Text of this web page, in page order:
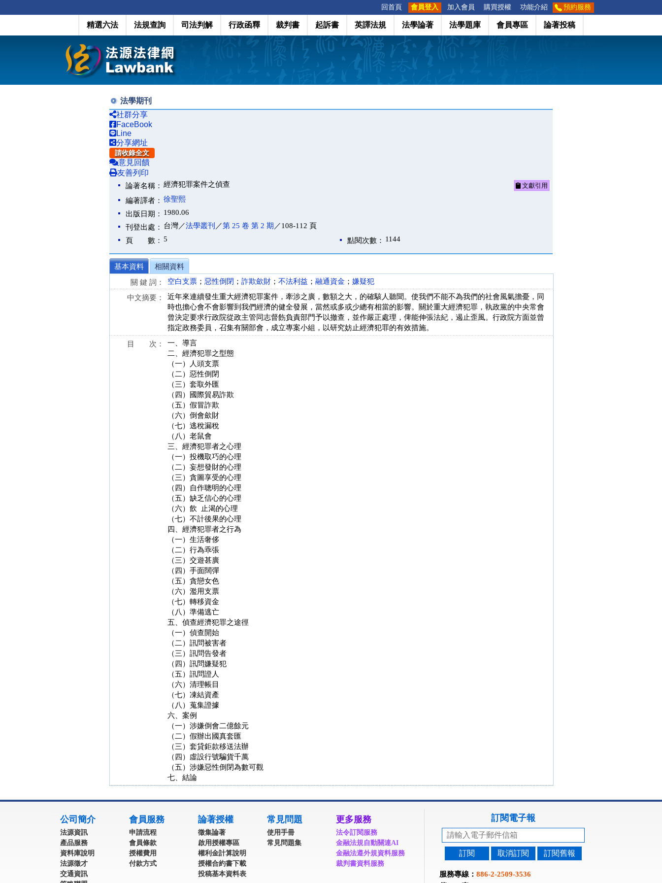
回首頁 會員登入 加入會員 購買授權 功能介紹 預約服務
精選六法 法規查詢 司法判解 行政函釋 裁判書 起訴書 英譯法規 法學論著 法學題庫 會員專區 論著投稿
法學期刊
社群分享
FaceBook
Line
分享網址
請收錄全文
意見回饋
友善列印
論著名稱： 經濟犯罪案件之偵查 文獻引用
編著譯者： 徐聖熙
出版日期： 1980.06
刊登出處： 台灣／法學叢刊 ／第 25 卷 第 2 期 ／108-112 頁
頁 數： 5 點閱次數： 1144
基本資料
相關資料
關 鍵 詞：
空白支票 ； 惡性倒閉 ； 詐欺歛財 ； 不法利益 ； 融通資金 ； 嫌疑犯
中文摘要：
近年來連續發生重大經濟犯罪案件，牽涉之廣，數額之大，的確駭人聽聞。使我們不能不為我們的社會風氣擔憂，同
時也擔心會不會影響到我們經濟的健全發展，當然或多或少總有相當的影響。關於重大經濟犯罪，執政黨的中央常會
曾決定要求行政院從政主管同志督飭負責部門予以撤查，並作嚴正處理，俾能伸張法紀，遏止歪風。行政院方面並曾
指定政務委員，召集有關部會，成立專案小組，以研究妨止經濟犯罪的有效措施。
目 次：
一、導言
二、經濟犯罪之型態
（一）人頭支票
（二）惡性倒閉
（三）套取外匯
（四）國際貿易詐欺
（五）假冒詐欺
（六）倒會歛財
（七）逃稅漏稅
（八）老鼠會
三、經濟犯罪者之心理
（一）投機取巧的心理
（二）妄想發財的心理
（三）貪圖享受的心理
（四）自作聰明的心理
（五）缺乏信心的心理
（六）飲 止渴的心理
（七）不計後果的心理
四、經濟犯罪者之行為
（一）生活奢侈
（二）行為乖張
（三）交遊甚廣
（四）手面闊彈
（五）貪戀女色
（六）濫用支票
（七）轉移資金
（八）準備逃亡
五、偵查經濟犯罪之途徑
（一）偵查開始
（二）訊問被害者
（三）訊問告發者
（四）訊問嫌疑犯
（五）訊問證人
（六）清理帳目
（七）凍結資產
（八）蒐集證據
六、案例
（一）涉嫌倒會二億餘元
（二）假辦出國真套匯
（三）套貸鉅款移送法辦
（四）虛設行號騙貨千萬
（五）涉嫌惡性倒閉為數可觀
七、結論
公司簡介
法源資訊
產品服務
資料庫說明
法源徵才
交通資訊
會員服務
申請流程
會員條款
授權費用
付款方式
論著授權
徵集論著
啟用授權專區
權利金計算說明
授權合約書下載
投稿基本資料表
常見問題
使用手冊
常見問題集
更多服務
法令訂閱服務
金融法規自動關連AI
金融法遵外規資料服務
裁判書資料服務
訂閱電子報
訂閱 取消訂閱 訂閱舊報
服務專線： 886-2-2509-3536